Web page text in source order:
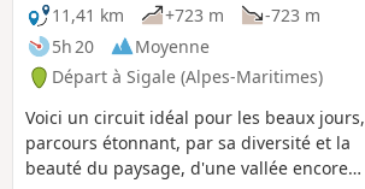
11,41 km
+723 m
-723 m
5h 20
Moyenne
Départ à Sigale (Alpes-Maritimes)
Voici un circuit idéal pour les beaux jours,
parcours étonnant, par sa diversité et la
beauté du paysage, d'une vallée encore